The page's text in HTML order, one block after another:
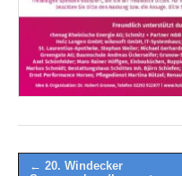
Post
← 20. Windecker